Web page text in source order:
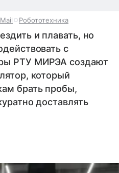
Робототехника
и плавать, но
с
РТУ МИРЭА создают
который
брать пробы,
доставлять